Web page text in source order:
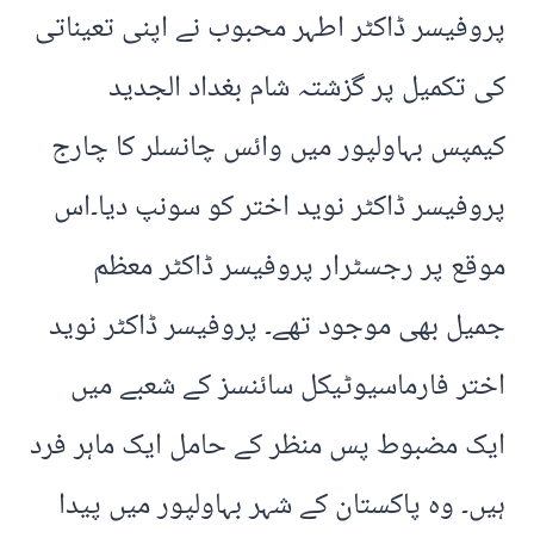
پروفیسر ڈاکٹر اطہر محبوب نے اپنی تعیناتی
کی تکمیل پر گزشتہ شام بغداد الجدید
کیمپس بہاولپور میں وائس چانسلر کا چارج
پروفیسر ڈاکٹر نوید اختر کو سونپ دیا۔اس
موقع پر رجسٹرار پروفیسر ڈاکٹر معظم
جمیل بھی موجود تھے۔ پروفیسر ڈاکٹر نوید
اختر فارماسیوٹیکل سائنسز کے شعبے میں
ایک مضبوط پس منظر کے حامل ایک ماہر فرد
ہیں۔ وہ پاکستان کے شہر بہاولپور میں پیدا